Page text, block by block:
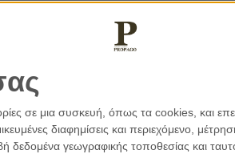
σε μια συσκευή, όπως τα cookies, και
διαφημίσεις και περιεχόμενο,
δεδομένα γεωγραφικής τοποθεσίας και
την ανάλυση της ημέρας στο